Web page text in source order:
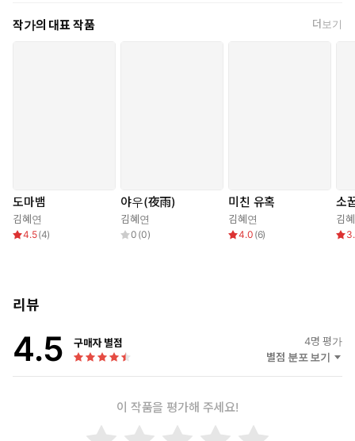
하지만 아직도. 여전히. 그럼에도 불구하고.
작가의 대표 작품 더보기
도마뱀
김혜연
4.5(4)
야우(夜雨)
김혜연
0 (0)
미친 유혹
김혜연
4.0 (6)
소
김
리뷰
4.5 구매자 별점 4명 평가
별점 분포 보기
이 작품을 평가해 주세요!